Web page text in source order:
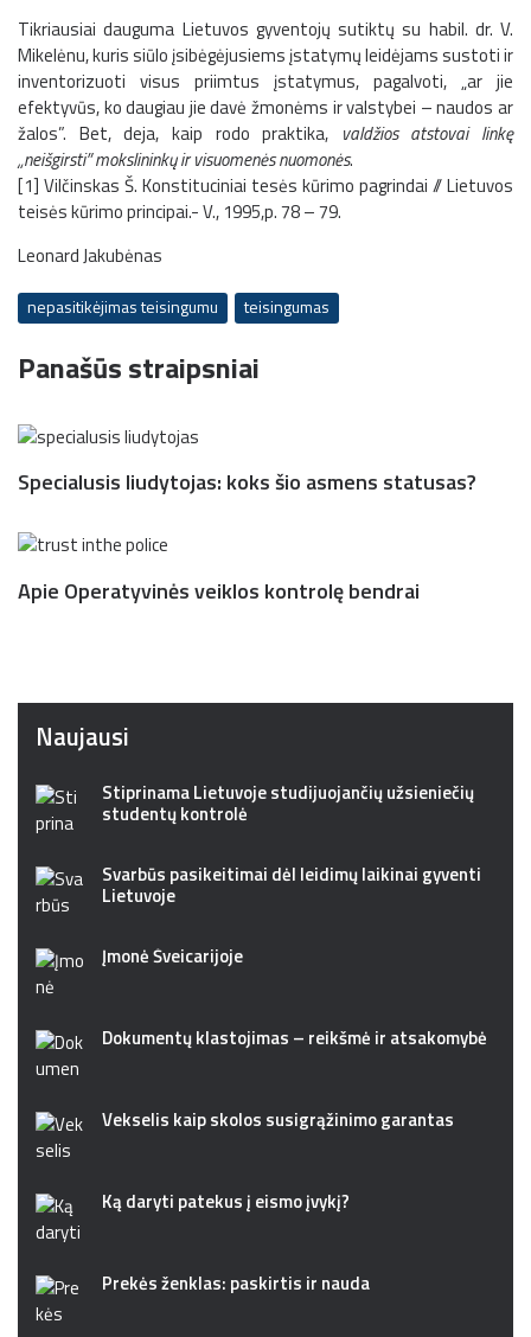
Tikriausiai dauguma Lietuvos gyventojų sutiktų su habil. dr. V.
Mikelėnu, kuris siūlo įsibėgėjusiems įstatymų leidėjams sustoti ir
inventorizuoti visus priimtus įstatymus, pagalvoti, „ar jie
efektyvūs, ko daugiau jie davė žmonėms ir valstybei – naudos ar
žalos”. Bet, deja, kaip rodo praktika, valdžios atstovai linkę
„neišgirsti” mokslininkų ir visuomenės nuomonės.
[1] Vilčinskas Š. Konstituciniai tesės kūrimo pagrindai // Lietuvos
teisės kūrimo principai.- V., 1995,p. 78 – 79.
Leonard Jakubėnas
nepasitikėjimas teisingumu teisingumas
Panašūs straipsniai
Specialusis liudytojas: koks šio asmens statusas?
Apie Operatyvinės veiklos kontrolę bendrai
Naujausi
Stiprinama Lietuvoje studijuojančių užsieniečių
studentų kontrolė
Svarbūs pasikeitimai dėl leidimų laikinai gyventi
Lietuvoje
Įmonė Šveicarijoje
Dokumentų klastojimas – reikšmė ir atsakomybė
Vekselis kaip skolos susigrąžinimo garantas
Ką daryti patekus į eismo įvykį?
Prekės ženklas: paskirtis ir nauda